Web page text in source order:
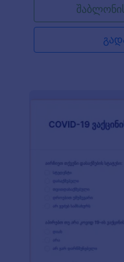
და მოქნილი ფორმის
დაამატეთ თქვენი
თქვენს ვებსაიტზე,
გამოყენებით ან
მშენებლის
დააკავშირეთ თქვენი
აპლიკაციებთან რათა
ფორმის მონაცემები
ანგარიშებს,
და მრავალი სხვა.
HIPAA